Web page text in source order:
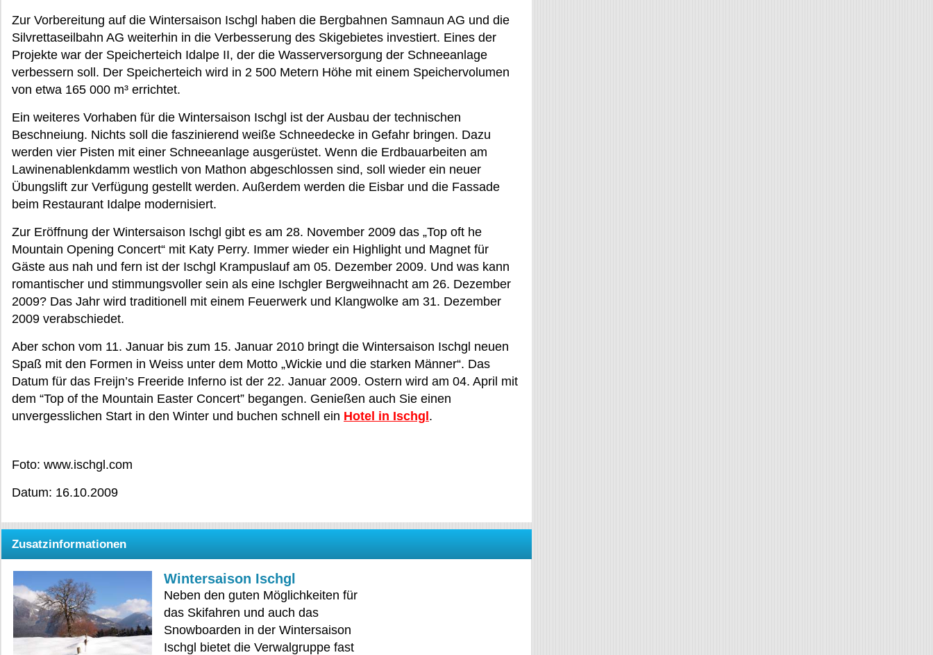
Zur Vorbereitung auf die Wintersaison Ischgl haben die Bergbahnen Samnaun AG und die
Silvrettaseilbahn AG weiterhin in die Verbesserung des Skigebietes investiert. Eines der
Projekte war der Speicherteich Idalpe II, der die Wasserversorgung der Schneeanlage
verbessern soll. Der Speicherteich wird in 2 500 Metern Höhe mit einem Speichervolumen
von etwa 165 000 m³ errichtet.
Ein weiteres Vorhaben für die Wintersaison Ischgl ist der Ausbau der technischen
Beschneiung. Nichts soll die faszinierend weiße Schneedecke in Gefahr bringen. Dazu
werden vier Pisten mit einer Schneeanlage ausgerüstet. Wenn die Erdbauarbeiten am
Lawinenablenkdamm westlich von Mathon abgeschlossen sind, soll wieder ein neuer
Übungslift zur Verfügung gestellt werden. Außerdem werden die Eisbar und die Fassade
beim Restaurant Idalpe modernisiert.
Zur Eröffnung der Wintersaison Ischgl gibt es am 28. November 2009 das „Top oft he
Mountain Opening Concert“ mit Katy Perry. Immer wieder ein Highlight und Magnet für
Gäste aus nah und fern ist der Ischgl Krampuslauf am 05. Dezember 2009. Und was kann
romantischer und stimmungsvoller sein als eine Ischgler Bergweihnacht am 26. Dezember
2009? Das Jahr wird traditionell mit einem Feuerwerk und Klangwolke am 31. Dezember
2009 verabschiedet.
Aber schon vom 11. Januar bis zum 15. Januar 2010 bringt die Wintersaison Ischgl neuen
Spaß mit den Formen in Weiss unter dem Motto „Wickie und die starken Männer“. Das
Datum für das Freijn’s Freeride Inferno ist der 22. Januar 2009. Ostern wird am 04. April mit
dem “Top of the Mountain Easter Concert” begangen. Genießen auch Sie einen
unvergesslichen Start in den Winter und buchen schnell ein Hotel in Ischgl .
Foto: www.ischgl.com
Datum: 16.10.2009
Zusatzinformationen
Wintersaison Ischgl
Neben den guten Möglichkeiten für
das Skifahren und auch das
Snowboarden in der Wintersaison
Ischgl bietet die Verwalgruppe fast